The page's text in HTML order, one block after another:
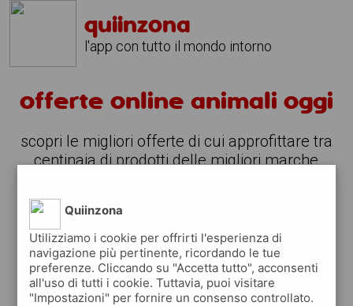
quiinzona
l'app con tutto il mondo intorno
offerte online animali oggi
scopri le migliori offerte di cui approfittare tra
centinaia di prodotti delle migliori marche
nella sezione offerte e coupon trovi le
del giornosempre aggiornate
Quiinzona
Utilizziamo i cookie per offrirti l'esperienza di
navigazione più pertinente, ricordando le tue
preferenze. Cliccando su "Accetta tutto", acconsenti
all'uso di tutti i cookie. Tuttavia, puoi visitare
"Impostazioni" per fornire un consenso controllato.